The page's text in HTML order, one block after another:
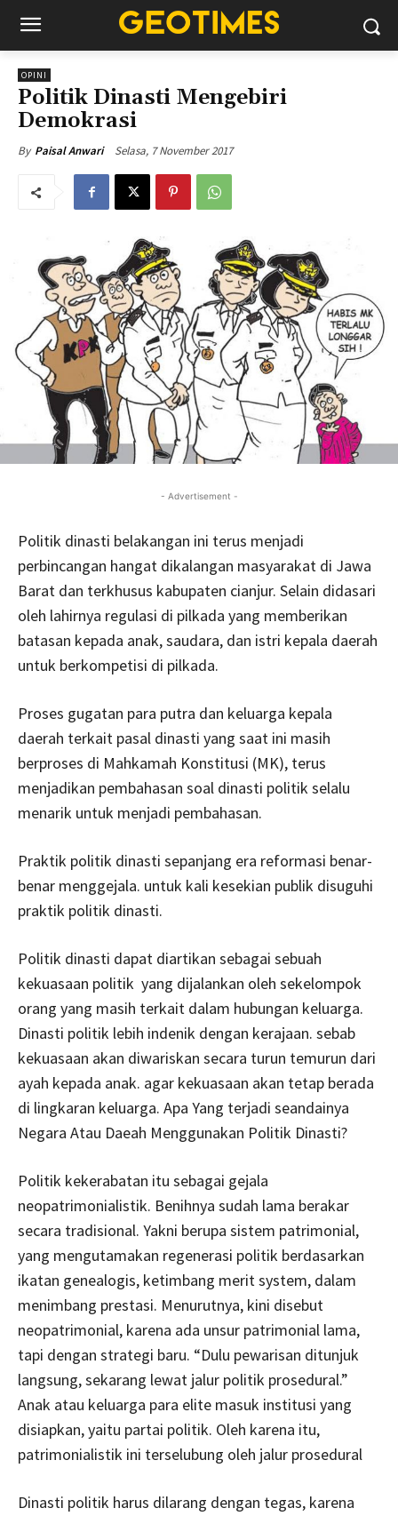
OPINI
Politik Dinasti Mengebiri
Demokrasi
By Paisal Anwari Selasa, 7 November 2017
- Advertisement -
Politik dinasti belakangan ini terus menjadi
perbincangan hangat dikalangan masyarakat di Jawa
Barat dan terkhusus kabupaten cianjur. Selain didasari
oleh lahirnya regulasi di pilkada yang memberikan
batasan kepada anak, saudara, dan istri kepala daerah
untuk berkompetisi di pilkada.
Proses gugatan para putra dan keluarga kepala
daerah terkait pasal dinasti yang saat ini masih
berproses di Mahkamah Konstitusi (MK), terus
menjadikan pembahasan soal dinasti politik selalu
menarik untuk menjadi pembahasan.
Praktik politik dinasti sepanjang era reformasi benar-
benar menggejala. untuk kali kesekian publik disuguhi
praktik politik dinasti.
Politik dinasti dapat diartikan sebagai sebuah
kekuasaan politik yang dijalankan oleh sekelompok
orang yang masih terkait dalam hubungan keluarga.
Dinasti politik lebih indenik dengan kerajaan. sebab
kekuasaan akan diwariskan secara turun temurun dari
ayah kepada anak. agar kekuasaan akan tetap berada
di lingkaran keluarga. Apa Yang terjadi seandainya
Negara Atau Daeah Menggunakan Politik Dinasti?
Politik kekerabatan itu sebagai gejala
neopatrimonialistik. Benihnya sudah lama berakar
secara tradisional. Yakni berupa sistem patrimonial,
yang mengutamakan regenerasi politik berdasarkan
ikatan genealogis, ketimbang merit system, dalam
menimbang prestasi. Menurutnya, kini disebut
neopatrimonial, karena ada unsur patrimonial lama,
tapi dengan strategi baru. “Dulu pewarisan ditunjuk
langsung, sekarang lewat jalur politik prosedural.”
Anak atau keluarga para elite masuk institusi yang
disiapkan, yaitu partai politik. Oleh karena itu,
patrimonialistik ini terselubung oleh jalur prosedural
Dinasti politik harus dilarang dengan tegas, karena